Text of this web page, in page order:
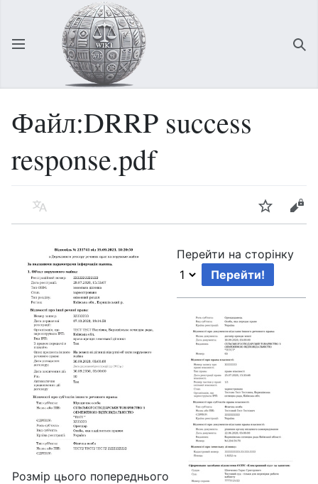
Відкрити головне меню
Файл:DRRP success
response.pdf
Мова Спостерігати Редагувати
Розмір цього попереднього
Перейти на сторінку